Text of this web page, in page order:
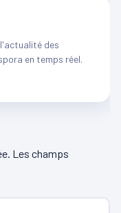
des
en temps réel.
Les champs